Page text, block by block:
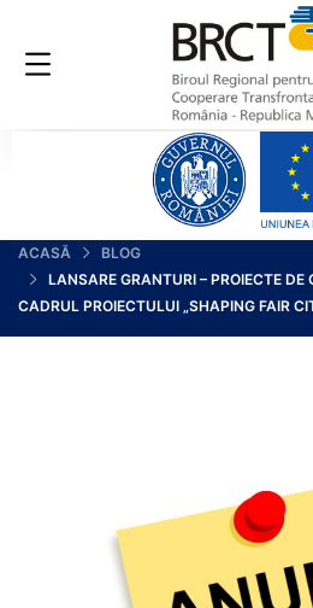
ACASĂ
BLOG
LANSARE GRANTURI – PROIECTE
CADRUL PROIECTULUI „SHAPING FAIR